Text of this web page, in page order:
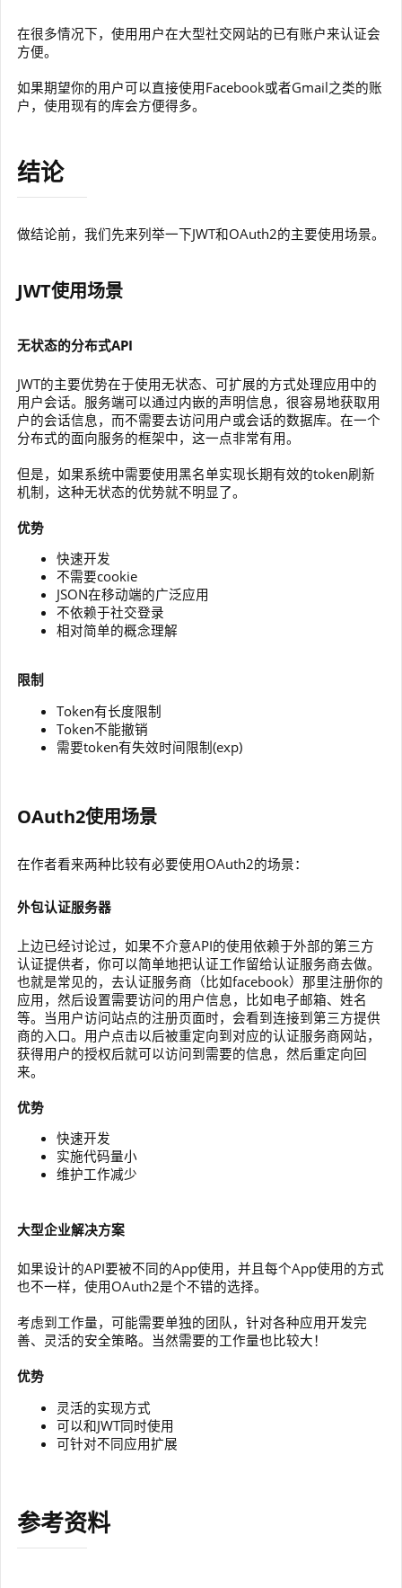
在很多情况下，使用用户在大型社交网站的已有账户来认证会
方便。
如果期望你的用户可以直接使用Facebook或者Gmail之类的账
户，使用现有的库会方便得多。
结论
做结论前，我们先来列举一下JWT和OAuth2的主要使用场景。
JWT使用场景
无状态的分布式API
JWT的主要优势在于使用无状态、可扩展的方式处理应用中的
用户会话。服务端可以通过内嵌的声明信息，很容易地获取用
户的会话信息，而不需要去访问用户或会话的数据库。在一个
分布式的面向服务的框架中，这一点非常有用。
但是，如果系统中需要使用黑名单实现长期有效的token刷新
机制，这种无状态的优势就不明显了。
优势
快速开发
不需要cookie
JSON在移动端的广泛应用
不依赖于社交登录
相对简单的概念理解
限制
Token有长度限制
Token不能撤销
需要token有失效时间限制(exp)
OAuth2使用场景
在作者看来两种比较有必要使用OAuth2的场景：
外包认证服务器
上边已经讨论过，如果不介意API的使用依赖于外部的第三方
认证提供者，你可以简单地把认证工作留给认证服务商去做。
也就是常见的，去认证服务商（比如facebook）那里注册你的
应用，然后设置需要访问的用户信息，比如电子邮箱、姓名
等。当用户访问站点的注册页面时，会看到连接到第三方提供
商的入口。用户点击以后被重定向到对应的认证服务商网站，
获得用户的授权后就可以访问到需要的信息，然后重定向回
来。
优势
快速开发
实施代码量小
维护工作减少
大型企业解决方案
如果设计的API要被不同的App使用，并且每个App使用的方式
也不一样，使用OAuth2是个不错的选择。
考虑到工作量，可能需要单独的团队，针对各种应用开发完
善、灵活的安全策略。当然需要的工作量也比较大！
优势
灵活的实现方式
可以和JWT同时使用
可针对不同应用扩展
参考资料